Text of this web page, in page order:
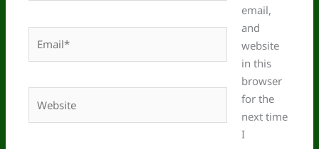
email,
and
website
in this
browser
for the
next time
I